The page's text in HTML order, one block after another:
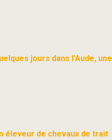
jours dans l’Aude, une
éleveur de chevaux de trait